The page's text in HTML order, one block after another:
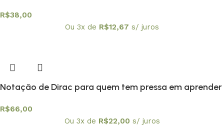
R$38,00
Ou 3x de R$12,67 s/ juros
Notação de Dirac para quem tem pressa em aprender
R$66,00
Ou 3x de R$22,00 s/ juros